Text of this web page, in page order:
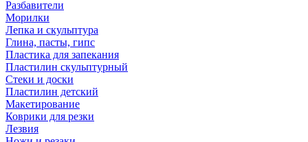
Разбавители
Морилки
Лепка и скульптура
Глина, пасты, гипс
Пластика для запекания
Пластилин скульптурный
Стеки и доски
Пластилин детский
Макетирование
Коврики для резки
Лезвия